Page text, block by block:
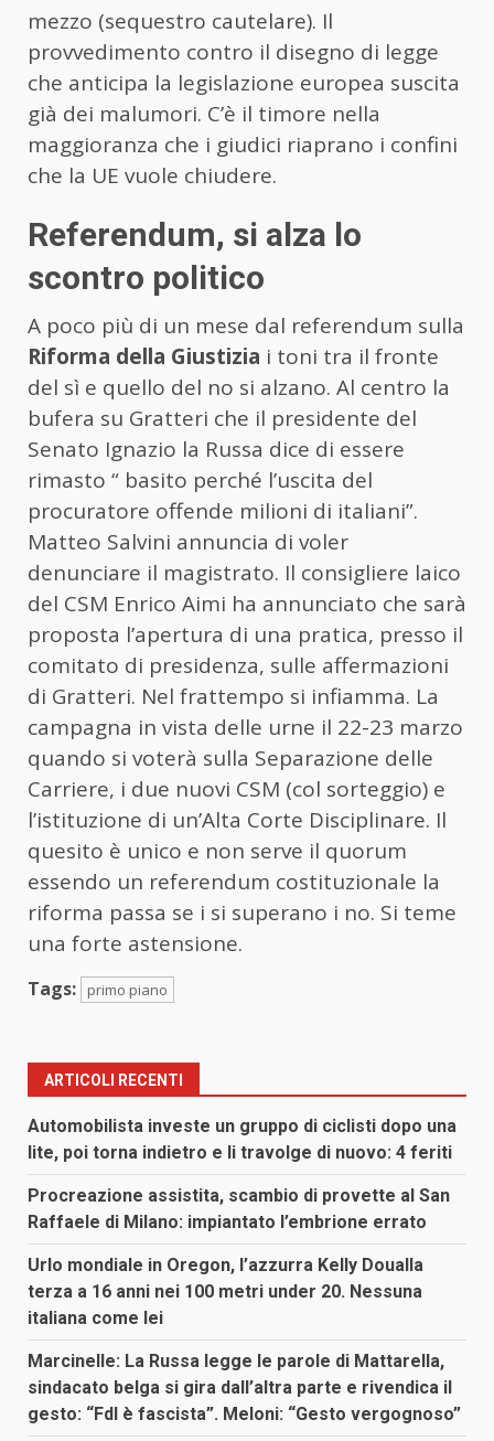
mezzo (sequestro cautelare). Il
provvedimento contro il disegno di legge
che anticipa la legislazione europea suscita
già dei malumori. C’è il timore nella
maggioranza che i giudici riaprano i confini
che la UE vuole chiudere.
Referendum, si alza lo
scontro politico
A poco più di un mese dal referendum sulla
Riforma della Giustizia i toni tra il fronte
del sì e quello del no si alzano. Al centro la
bufera su Gratteri che il presidente del
Senato Ignazio la Russa dice di essere
rimasto “ basito perché l’uscita del
procuratore offende milioni di italiani”.
Matteo Salvini annuncia di voler
denunciare il magistrato. Il consigliere laico
del CSM Enrico Aimi ha annunciato che sarà
proposta l’apertura di una pratica, presso il
comitato di presidenza, sulle affermazioni
di Gratteri. Nel frattempo si infiamma. La
campagna in vista delle urne il 22-23 marzo
quando si voterà sulla Separazione delle
Carriere, i due nuovi CSM (col sorteggio) e
l’istituzione di un’Alta Corte Disciplinare. Il
quesito è unico e non serve il quorum
essendo un referendum costituzionale la
riforma passa se i si superano i no. Si teme
una forte astensione.
Tags: primo piano
ARTICOLI RECENTI
Automobilista investe un gruppo di ciclisti dopo una
lite, poi torna indietro e li travolge di nuovo: 4 feriti
Procreazione assistita, scambio di provette al San
Raffaele di Milano: impiantato l’embrione errato
Urlo mondiale in Oregon, l’azzurra Kelly Doualla
terza a 16 anni nei 100 metri under 20. Nessuna
italiana come lei
Marcinelle: La Russa legge le parole di Mattarella,
sindacato belga si gira dall’altra parte e rivendica il
gesto: “FdI è fascista”. Meloni: “Gesto vergognoso”